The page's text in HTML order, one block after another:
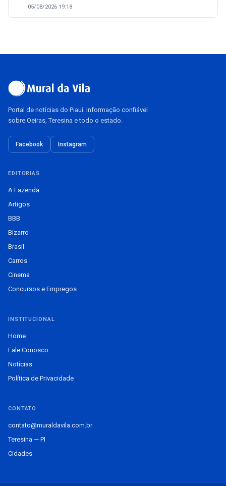
05/08/2026 19:18
Portal de notícias do Piauí. Informação confiável
sobre Oeiras, Teresina e todo o estado.
Facebook Instagram
EDITORIAS
A Fazenda
Artigos
BBB
Bizarro
Brasil
Carros
Cinema
Concursos e Empregos
INSTITUCIONAL
Home
Fale Conosco
Notícias
Política de Privacidade
CONTATO
contato@muraldavila.com.br
Teresina — PI
Cidades